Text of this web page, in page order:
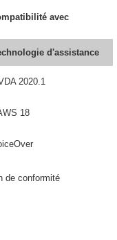
avec
d'assistance
2020.1
18
de conformité